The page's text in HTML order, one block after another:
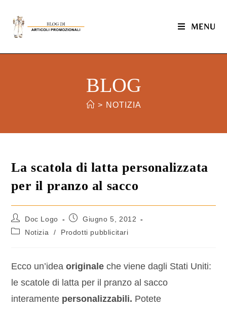
MENU
BLOG
> NOTIZIA
La scatola di latta personalizzata
per il pranzo al sacco
Doc Logo
Giugno 5, 2012
Notizia
/ Prodotti pubblicitari
Ecco un’ideaoriginale che viene dagli Stati Uniti:
le scatole di latta per il pranzo al sacco
interamente personalizzabili. Potete